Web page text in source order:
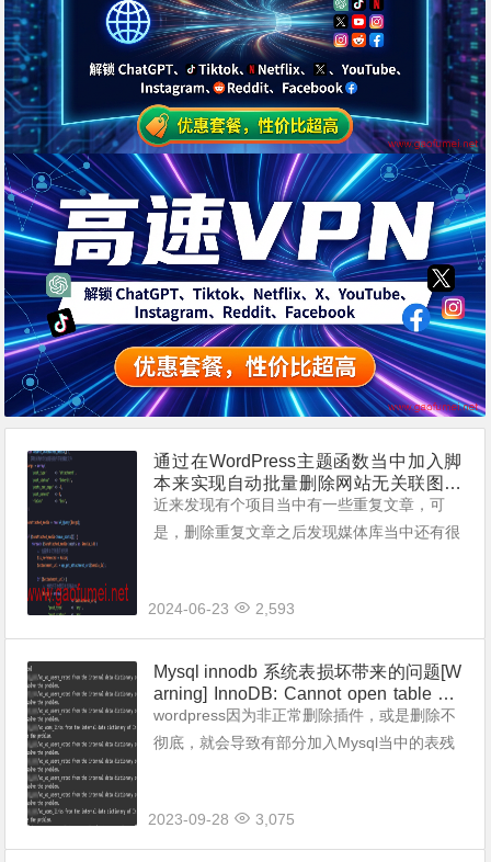
通过在WordPress主题函数当中加入脚
本来实现自动批量删除网站无关联图片
的方法
近来发现有个项目当中有一些重复文章，可
是，删除重复文章之后发现媒体库当中还有很
联文章的图片素材，才批量删除的话，太慢太
慢...
2024-06-23 2,593
Mysql innodb 系统表损坏带来的问题[W
arning] InnoDB: Cannot open table XX
X/wp_downloads from the internal data
dictionary of InnoDB though the .frm file
wordpress因为非正常删除插件，或是删除不
彻底，就会导致有部分加入Mysql当中的表残
在会在Mysql日志当中...
2023-09-28 3,075